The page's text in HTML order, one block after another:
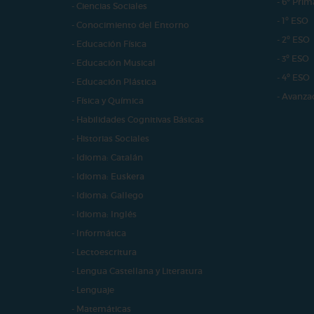
- Ciencias Sociales
- Conocimiento del Entorno
- Educación Física
- Educación Musical
- Educación Plástica
- Física y Química
- Habilidades Cognitivas Básicas
- Historias Sociales
- Idioma: Catalán
- Idioma: Euskera
- Idioma: Gallego
- Idioma: Inglés
- Informática
- Lectoescritura
- Lengua Castellana y Literatura
- Lenguaje
- Matemáticas
- 1º ESO
- 2º ESO
- 3º ESO
- 4º ESO
-